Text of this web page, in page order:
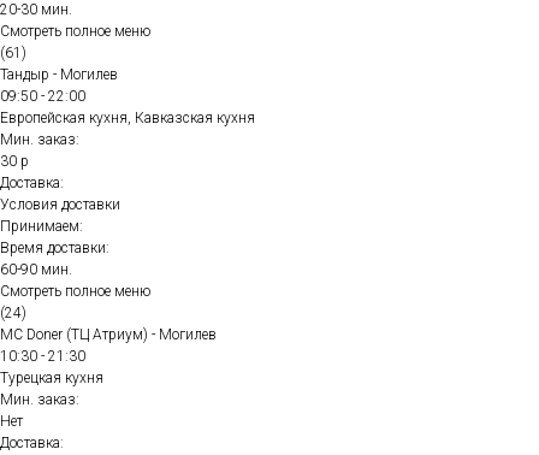
20-30 мин.
Смотреть полное меню
(61)
Тандыр - Могилев
09:50 - 22:00
Европейская кухня, Кавказская кухня
Мин. заказ:
30 р
Доставка:
Условия доставки
Принимаем:
Время доставки:
60-90 мин.
Смотреть полное меню
(24)
MC Doner (ТЦ Атриум) - Могилев
10:30 - 21:30
Турецкая кухня
Мин. заказ:
Нет
Доставка: